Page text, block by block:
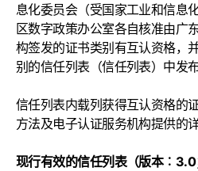
息化委员会（受国家工业和信息
区数字政策办公室各自核准由广
构签发的证书类别有互认资格，
别的信任列表（信任列表）中发布
信任列表内载列获得互认资格的
方法及电子认证服务机构提供的
现行有效的信任列表（版本︰ 3.0